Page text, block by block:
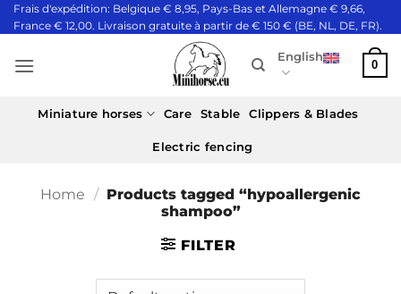
Skip
to
Frais d'expédition: Belgique € 8,95, Pays-Bas et Allemagne € 9,66,
France € 12,00. Livraison gratuite à partir de € 150 € (BE, NL, DE, FR).
English
0
Miniature horses Care Stable Clippers & Blades
Electric fencing
Home / Products tagged “hypoallergenic
shampoo”
FILTER